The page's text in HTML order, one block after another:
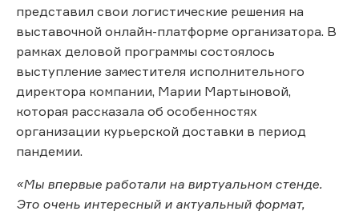
представил свои логистические решения на
выставочной онлайн-платформе организатора. В
рамках деловой программы состоялось
выступление заместителя исполнительного
директора компании, Марии Мартыновой,
которая рассказала об особенностях
организации курьерской доставки в период
пандемии.
«Мы впервые работали на виртуальном стенде.
Это очень интересный и актуальный формат,